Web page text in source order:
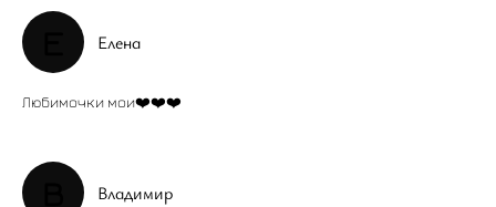
Елена
Любимочки мои❤️❤️❤️
Владимир